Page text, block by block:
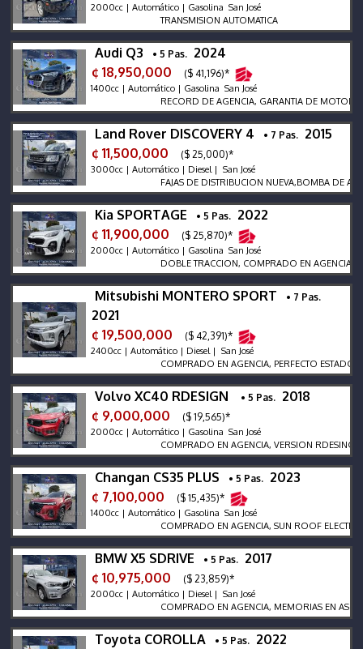
2000cc | Automático | Gasolina San José
TRANSMISION AUTOMATICA
Audi Q3 • 5 Pas. 2024
¢ 18,950,000
($ 41,196)*
1400cc | Automático | Gasolina San José
RECORD DE AGENCIA, GARANTIA DE MOTORTEC,
Land Rover DISCOVERY 4 • 7 Pas. 2015
¢ 11,500,000
($ 25,000)*
3000cc | Automático | Diesel | San José
FAJAS DE DISTRIBUCION NUEVA,BOMBA DE
Kia SPORTAGE • 5 Pas. 2022
¢ 11,900,000
($ 25,870)*
2000cc | Automático | Gasolina San José
DOBLE TRACCION, COMPRADO EN AGENCIA,
Mitsubishi MONTERO SPORT • 7 Pas.
2021
¢ 19,500,000
($ 42,391)*
2400cc | Automático | Diesel | San José
COMPRADO EN AGENCIA, PERFECTO ESTADO,
Volvo XC40 RDESIGN • 5 Pas. 2018
¢ 9,000,000
($ 19,565)*
2000cc | Automático | Gasolina San José
COMPRADO EN AGENCIA, VERSION RDESING
Changan CS35 PLUS • 5 Pas. 2023
¢ 7,100,000
($ 15,435)*
1400cc | Automático | Gasolina San José
COMPRADO EN AGENCIA, SUN ROOF ELECTRICO,
BMW X5 SDRIVE • 5 Pas. 2017
¢ 10,975,000
($ 23,859)*
2000cc | Automático | Diesel | San José
COMPRADO EN AGENCIA, MEMORIAS EN
Toyota COROLLA • 5 Pas. 2022